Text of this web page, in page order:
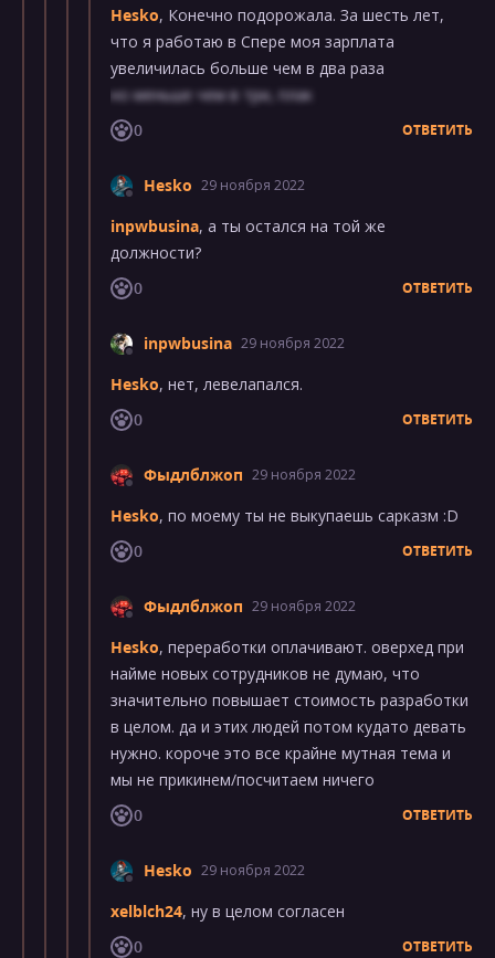
Hesko, Конечно подорожала. За шесть лет,
что я работаю в Спере моя зарплата
увеличилась больше чем в два раза
но меньше чем в три, плак
0
ОТВЕТИТЬ
Hesko 29 ноября 2022
inpwbusina, а ты остался на той же
должности?
0
ОТВЕТИТЬ
inpwbusina 29 ноября 2022
Hesko, нет, левелапался.
0
ОТВЕТИТЬ
Фыдлблжоп 29 ноября 2022
Hesko, по моему ты не выкупаешь сарказм :D
0
ОТВЕТИТЬ
Фыдлблжоп 29 ноября 2022
Hesko, переработки оплачивают. оверхед при
найме новых сотрудников не думаю, что
значительно повышает стоимость разработки
в целом. да и этих людей потом кудато девать
нужно. короче это все крайне мутная тема и
мы не прикинем/посчитаем ничего
0
ОТВЕТИТЬ
Hesko 29 ноября 2022
xelblch24, ну в целом согласен
0
ОТВЕТИТЬ